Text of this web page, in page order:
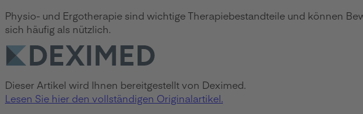
Physio- und Ergotherapie sind wichtige Therapiebestandteile und können
sich häufig als nützlich.
Dieser Artikel wird Ihnen bereitgestellt von Deximed.
Lesen Sie hier den vollständigen Originalartikel.